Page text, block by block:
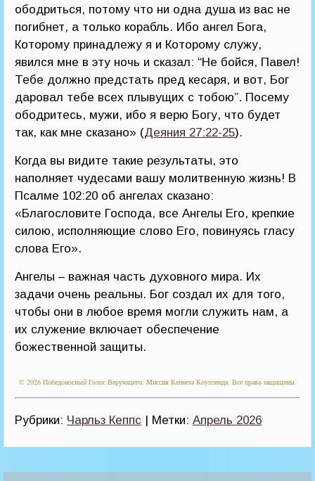
ободриться, потому что ни одна душа из вас не
погибнет, а только корабль. Ибо ангел Бога,
Которому принадлежу я и Которому служу,
явился мне в эту ночь и сказал: “Не бойся, Павел!
Тебе должно предстать пред кесаря, и вот, Бог
даровал тебе всех плывущих с тобою”. Посему
ободритесь, мужи, ибо я верю Богу, что будет
так, как мне сказано» (Деяния 27:22-25).
Когда вы видите такие результаты, это
наполняет чудесами вашу молитвенную жизнь! В
Псалме 102:20 об ангелах сказано:
«Благословите Господа, все Ангелы Его, крепкие
силою, исполняющие слово Его, повинуясь гласу
слова Его».
Ангелы – важная часть духовного мира. Их
задачи очень реальны. Бог создал их для того,
чтобы они в любое время могли служить нам, а
их служение включает обеспечение
божественной защиты.
© 2026 Победоносный Голос Верующего. Миссия Кеннета Коупленда. Все права защищены.
Рубрики: Чарльз Кеппс | Метки: Апрель 2026